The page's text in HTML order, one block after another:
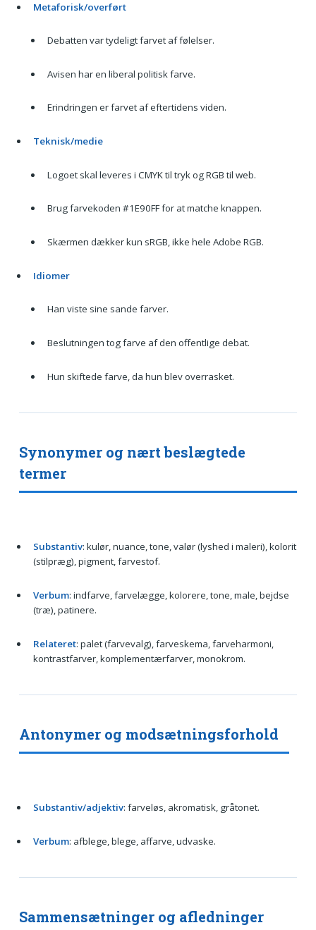
Metaforisk/overført
Debatten var tydeligt farvet af følelser.
Avisen har en liberal politisk farve.
Erindringen er farvet af eftertidens viden.
Teknisk/medie
Logoet skal leveres i CMYK til tryk og RGB til web.
Brug farvekoden #1E90FF for at matche knappen.
Skærmen dækker kun sRGB, ikke hele Adobe RGB.
Idiomer
Han viste sine sande farver.
Beslutningen tog farve af den offentlige debat.
Hun skiftede farve, da hun blev overrasket.
Synonymer og nært beslægtede
termer
Substantiv: kulør, nuance, tone, valør (lyshed i maleri), kolorit
(stilpræg), pigment, farvestof.
Verbum: indfarve, farvelægge, kolorere, tone, male, bejdse
(træ), patinere.
Relateret: palet (farvevalg), farveskema, farveharmoni,
kontrastfarver, komplementærfarver, monokrom.
Antonymer og modsætningsforhold
Substantiv/adjektiv: farveløs, akromatisk, gråtonet.
Verbum: afblege, blege, affarve, udvaske.
Sammensætninger og afledninger